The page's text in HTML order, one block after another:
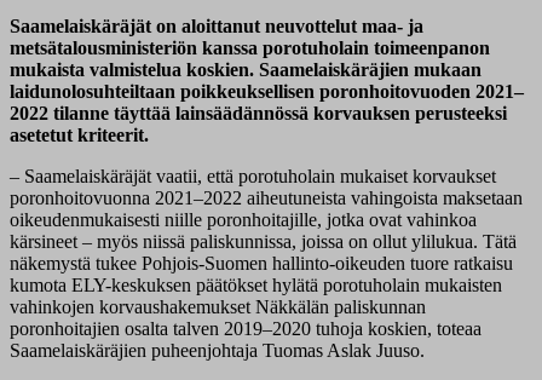
Saamelaiskäräjät on aloittanut neuvottelut maa- ja
metsätalousministeriön kanssa porotuholain toimeenpanon
mukaista valmistelua koskien. Saamelaiskäräjien mukaan
laidunolosuhteiltaan poikkeuksellisen poronhoitovuoden 2021–
2022 tilanne täyttää lainsäädännössä korvauksen perusteeksi
asetetut kriteerit.
– Saamelaiskäräjät vaatii, että porotuholain mukaiset korvaukset
poronhoitovuonna 2021–2022 aiheutuneista vahingoista maksetaan
oikeudenmukaisesti niille poronhoitajille, jotka ovat vahinkoa
kärsineet – myös niissä paliskunnissa, joissa on ollut ylilukua. Tätä
näkemystä tukee Pohjois-Suomen hallinto-oikeuden tuore ratkaisu
kumota ELY-keskuksen päätökset hylätä porotuholain mukaisten
vahinkojen korvaushakemukset Näkkälän paliskunnan
poronhoitajien osalta talven 2019–2020 tuhoja koskien, toteaa
Saamelaiskäräjien puheenjohtaja Tuomas Aslak Juuso.